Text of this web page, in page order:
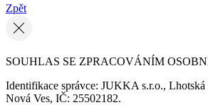
Zpět
SOUHLAS SE ZPRACOVÁNÍM
Identifikace správce: JUKKA s.r.o., Lhotská
Nová Ves, IČ: 25502182.